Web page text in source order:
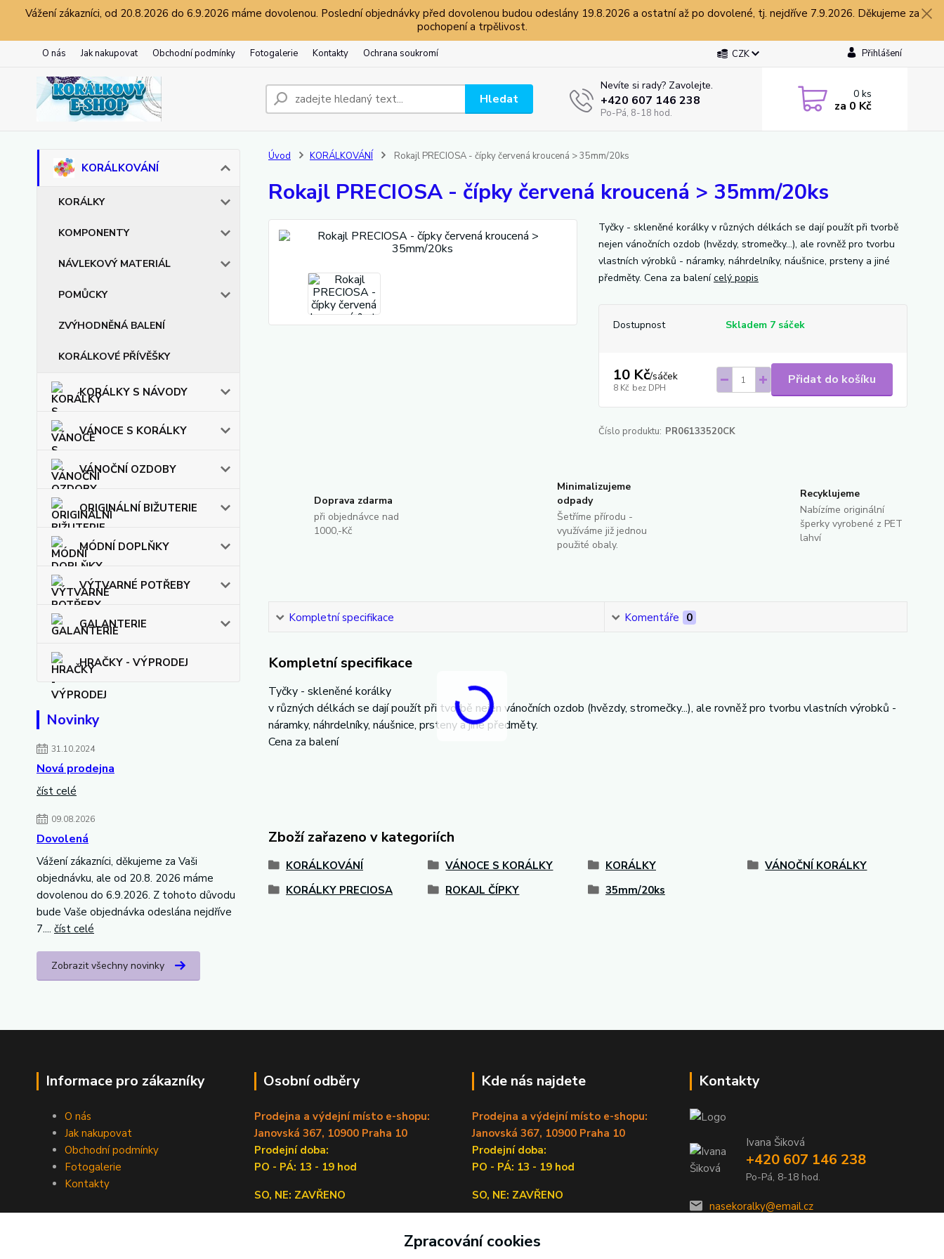
Vážení zákazníci, od 20.8.2026 do 6.9.2026 máme dovolenou. Poslední objednávky před dovolenou budou odeslány 19.8.2026 a ostatní až po dovolené, tj. nejdříve 7.9.2026. Děkujeme za
pochopení a trpělivost.
O nás Jak nakupovat Obchodní podmínky Fotogalerie Kontakty Ochrana soukromí CZK Přihlášení
Hledat
Nevíte si rady? Zavolejte.
+420 607 146 238
Po-Pá, 8-18 hod.
0ks
za 0 Kč
KORÁLKOVÁNÍ
KORÁLKY
KOMPONENTY
NÁVLEKOVÝ MATERIÁL
POMŮCKY
ZVÝHODNĚNÁ BALENÍ
KORÁLKOVÉ PŘÍVĚŠKY
KORÁLKY S NÁVODY
VÁNOCE S KORÁLKY
VÁNOČNÍ OZDOBY
ORIGINÁLNÍ BIŽUTERIE
MÓDNÍ DOPLŇKY
VÝTVARNÉ POTŘEBY
GALANTERIE
HRAČKY - VÝPRODEJ
Novinky
31.10.2024
Nová prodejna
číst celé
09.08.2026
Dovolená
Vážení zákazníci, děkujeme za Vaši
objednávku, ale od 20.8. 2026 máme
dovolenou do 6.9.2026. Z tohoto důvodu
bude Vaše objednávka odeslána nejdříve
7.... číst celé
Zobrazit všechny novinky
Úvod KORÁLKOVÁNÍ Rokajl PRECIOSA - čípky červená kroucená > 35mm/20ks
Rokajl PRECIOSA - čípky červená kroucená > 35mm/20ks
Tyčky - skleněné korálky v různých délkách se dají použít při tvorbě
nejen vánočních ozdob (hvězdy, stromečky...), ale rovněž pro tvorbu
vlastních výrobků - náramky, náhrdelníky, náušnice, prsteny a jiné
předměty. Cena za balenícelý popis
Dostupnost Skladem 7 sáček
10 Kč/sáček
8 Kč bez DPH
Přidat do košíku
Číslo produktu: PR06133520CK
Doprava zdarma
při objednávce nad
1000,-Kč
Minimalizujeme
odpady
Šetříme přírodu -
využíváme již jednou
použité obaly.
Recyklujeme
Nabízíme originální
šperky vyrobené z PET
lahví
Kompletní specifikace Komentáře 0
Kompletní specifikace
Tyčky - skleněné korálky
v různých délkách se dají použít při tvorbě nejen vánočních ozdob (hvězdy, stromečky...), ale rovněž pro tvorbu vlastních výrobků -
náramky, náhrdelníky, náušnice, prsteny a jiné předměty.
Cena za balení
Zboží zařazeno v kategoriích
KORÁLKOVÁNÍ VÁNOCE S KORÁLKY KORÁLKY
VÁNOČNÍ KORÁLKY
KORÁLKY PRECIOSA
ROKAJL ČÍPKY 35mm/20ks
Informace pro zákazníky
O nás
Jak nakupovat
Obchodní podmínky
Fotogalerie
Kontakty
Osobní odběry
Prodejna a výdejní místo e-shopu:
Janovská 367, 10900 Praha 10
Prodejní doba:
PO - PÁ: 13 - 19 hod
SO, NE: ZAVŘENO
Kde nás najdete
Prodejna a výdejní místo e-shopu:
Janovská 367, 10900 Praha 10
Prodejní doba:
PO - PÁ: 13 - 19 hod
SO, NE: ZAVŘENO
Lečkova 1519/9, 14900 Praha 4
Kontakty
Ivana Šiková
+420 607 146 238
Po-Pá, 8-18 hod.
nasekoralky@email.cz
Zpracování cookies